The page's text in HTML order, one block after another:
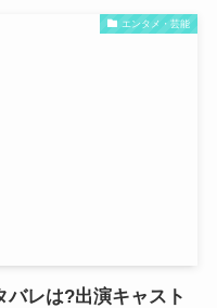
エンタメ・芸能
バレは?出演キャスト